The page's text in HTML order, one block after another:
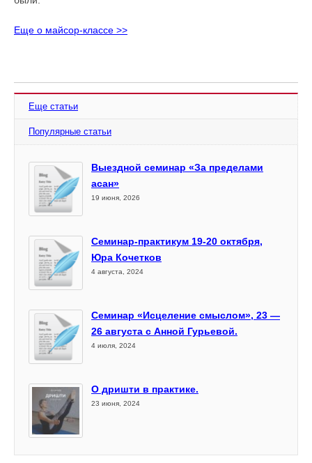
Еще о майсор-классе >>
Еще статьи
Популярные статьи
Выездной семинар «За пределами
асан»
19 июня, 2026
Семинар-практикум 19-20 октября,
Юра Кочетков
4 августа, 2024
Семинар «Исцеление смыслом», 23 —
26 августа с Анной Гурьевой.
4 июля, 2024
О дришти в практике.
23 июня, 2024